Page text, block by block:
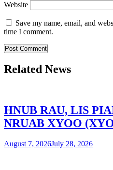
Website
Save my name, email, and
time I comment.
Related News
HNUB RAU, LIS
NRUAB XYOO
August 7, 2026July 28, 2026